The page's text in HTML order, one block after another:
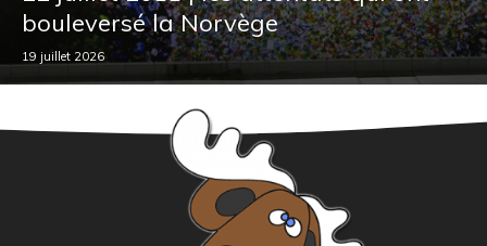
bouleversé la Norvège
19 juillet 2026